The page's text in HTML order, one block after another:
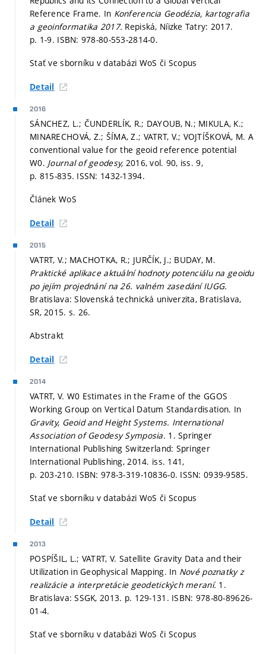
Reference Frame. In Konferencia Geodézia, kartografia
a geoinformatika 2017. Repiská, Níizke Tatry: 2017.
p. 1-9. ISBN: 978-80-553-2814-0.
Stať ve sborníku v databázi WoS či Scopus
Detail
2016
SÁNCHEZ, L.; ČUNDERLÍK, R.; DAYOUB, N.; MIKULA, K.;
MINARECHOVÁ, Z.; ŠÍMA, Z.; VATRT, V.; VOJTÍŠKOVÁ, M. A
conventional value for the geoid reference potential
W0. Journal of geodesy, 2016, vol. 90, iss. 9,
p. 815-835. ISSN: 1432-1394.
Článek WoS
Detail
2015
VATRT, V.; MACHOTKA, R.; JURČÍK, J.; BUDAY, M.
Praktické aplikace aktuální hodnoty potenciálu na geoidu
po jejím projednání na 26. valném zasedání IUGG.
Bratislava: Slovenská technická univerzita, Bratislava,
SR, 2015. s. 26.
Abstrakt
Detail
2014
VATRT, V. W0 Estimates in the Frame of the GGOS
Working Group on Vertical Datum Standardisation. In
Gravity, Geoid and Height Systems. International
Association of Geodesy Symposia. 1. Springer
International Publishing Switzerland: Springer
International Publishing, 2014. iss. 141,
p. 203-210. ISBN: 978-3-319-10836-0. ISSN: 0939-9585.
Stať ve sborníku v databázi WoS či Scopus
Detail
2013
POSPÍŠIL, L.; VATRT, V. Satellite Gravity Data and their
Utilization in Geophysical Mapping. In Nové poznatky z
realizácie a interpretácie geodetických meraní. 1.
Bratislava: SSGK, 2013. p. 129-131. ISBN: 978-80-89626-
01-4.
Stať ve sborníku v databázi WoS či Scopus